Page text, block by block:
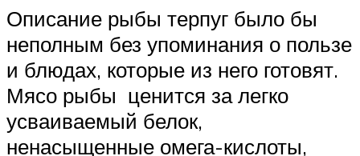
Описание рыбы терпуг было бы
неполным без упоминания о пользе
и блюдах, которые из него готовят.
Мясо рыбы ценится за легко
усваиваемый белок,
ненасыщенные омега-кислоты,